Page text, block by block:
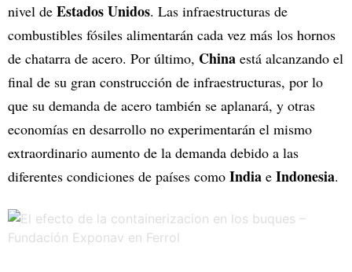
nivel de Estados Unidos. Las infraestructuras de
combustibles fósiles alimentarán cada vez más los hornos
de chatarra de acero. Por último, China está alcanzando el
final de su gran construcción de infraestructuras, por lo
que su demanda de acero también se aplanará, y otras
economías en desarrollo no experimentarán el mismo
extraordinario aumento de la demanda debido a las
diferentes condiciones de países como India e Indonesia.